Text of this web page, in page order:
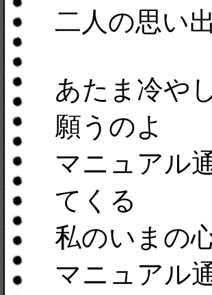
二人の思い
あたま冷や
願うのよ
マニュアル
てくる
私のいまの
マニュアル